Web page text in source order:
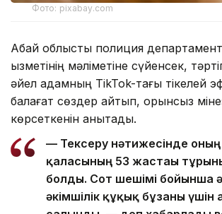
Фото: pixabay.com
Абай облыстық полиция
қызметінің мәліметіне сүйенсек,
әйел адамның TikTok-тағы тікелей
балағат сөздер айтып, орынсыз
көрсеткенін анықтады.
— Тексеру нәтижесінде
қаласының 53 жастағы
болды. Сот шешімі бойынша
әкімшілік құқық бұзғаны үшін